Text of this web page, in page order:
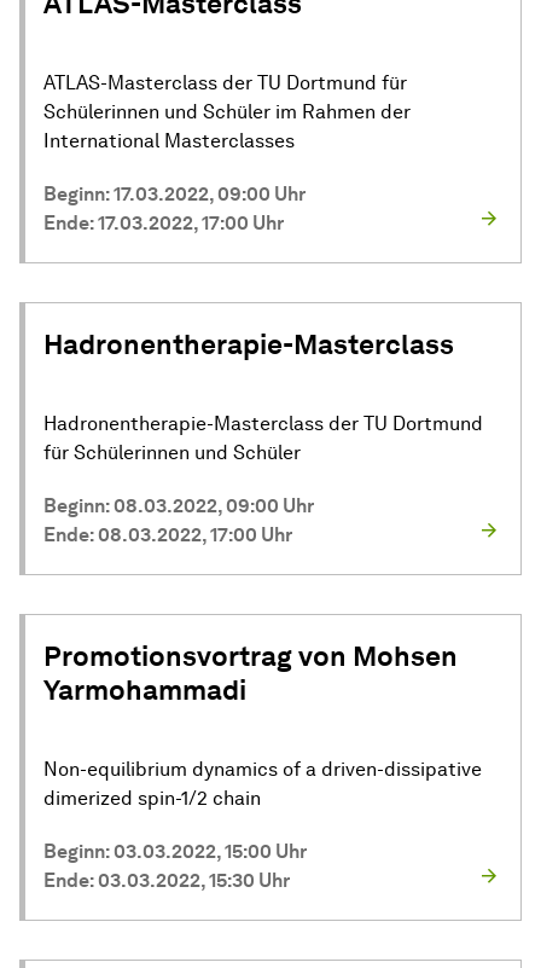
ATLAS-Masterclass der TU Dortmund für
Schülerinnen und Schüler im Rahmen der
International Masterclasses
Beginn: 17.03.2022, 09:00 Uhr
Ende: 17.03.2022, 17:00 Uhr
Hadronentherapie-Masterclass
Hadronentherapie-Masterclass der TU Dort­mund
für Schü­ler­in­nen und Schüler
Beginn: 08.03.2022, 09:00 Uhr
Ende: 08.03.2022, 17:00 Uhr
Promotionsvortrag von Mohsen
Yarmohammadi
Non-equilibrium dynamics of a driven-dissipative
dimerized spin-1/2 chain
Beginn: 03.03.2022, 15:00 Uhr
Ende: 03.03.2022, 15:30 Uhr